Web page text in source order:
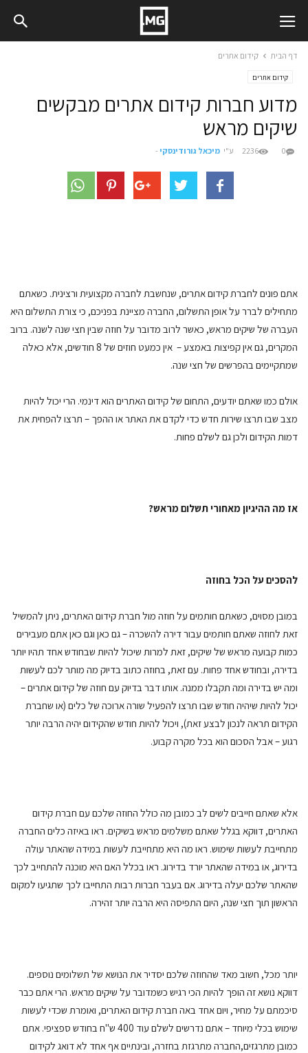
דף הבית קידום אתרים
קידום אתרים
מדוע חברות קידום אתרים מבקשים
שיקים מראש
ע"י מיכאל גורודינסקי - 0
2236
אתם פונים לחברת קידום אתרים, שנחשבת לחברה מקצועית ורצינית. כשאתם
מתחילים לברר על אופן התשלום, החברה מציינת בפניכם, כי צורת התשלום היא
העברה של שיקים מראש, כאשר לרוב מדובר על חוזה שבין חצי שנה לשנה. ברוב
המקרים, גם אין קפיצות באמצע – אין כמעט חוזים של 8 חודשים, אלא כאלה
שמתקיימים בהפרשים של חצי שנה.
אולם כמו שאתם יודעים, התחום של קידום האתרים הוא דינמי. הרי יכול להיות
מצב שבו תרצו שירות חדש כדי לקדם את האתר או ההפך – תרצו להפחית את
דמות הקידום ולכן גם לשלם פחות.
אז מה ההיגיון מאחורי תשלום מראש?
להסכים על הכל בחוזה
במובן מסוים, כשאתם חותמים על חוזה מול חברת קידום האתרים, ניתן להמשיל
זאת לחוזה שאתם חותמים עבור דירה להשכרה – גם כאן וגם כאן אתם מעבירים
כמות קבועה מראש של שיקים, זאת למרות שיכול להיות שבחודש אחד תהיו יותר
בדירה, ובחודש אחד פחות. עם זאת, בחוזה כתוב בדיוק מה מותר לכם לעשות
ומה יש בדירה ומה תקבלו ממנה. אותו דבר בדיוק עם חוזה של קידום אתרים –
יכול להיות שיהיה חודש שבו תרצו להפעיל שורה ארוכה של כלים (או שחברת
הקידום תראה לנכון לבצע זאת), ויכול להיות חודש שהקידום יהיה הרבה יותר
רגוע – אבל הסכום הוא בכל מקרה קבוע.
אלא שאתם חייבים לשים לב כמובן מה כולל החוזה שלכם עם חברת קידום
האתרים, דווקא בגלל שאתם משלמים מראש בשיקים. ראו באיזה כלים החברה
מתחייבת לעשות שימוש. ראו מה היא מתחייבת לעשות במידה שהאתר עולה
בדירוג, או במידה שהאתר יורד בדירוג. ראו בכלל האם היא מוכנה להתחייב לכך
שהאתר שלכם יעלה בדירוג. אם בעבר חברות רבות התחייבו לכך שתגיעו למקום
הראשון תוך חצי שנה, היום התפיסה היא הרבה יותר זהירה.
יותר מכל, חשוב מאד שהחוזה שלכם יסדיר את הנושא של תשלומים נוספים.
דווקא נושא זה הופך להיות הכי רגיש כשמדובר על שיקים מראש. הרי אתם כבר
סיכמתם על מחיר, ויום אחד באה חברת קידום האתרים, ואומרת שכדי לעשות
שימוש בכלי מיוחד – אתם נדרשים לשלם עוד 400 ש"ח בחודש ספציפי. אתם
כמובן מתרגזים,החברה מתרגזת בחזרה, ובינתיים אף אחד לא דואג לקידום